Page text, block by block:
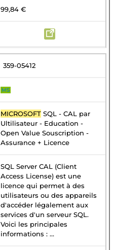
99,84 €
359-05412
MS
MICROSOFT SQL - CAL par
Ultilisateur - Education -
Open Value Souscription -
Assurance + Licence
SQL Server CAL (Client
Access License) est une
licence qui permet à des
utilisateurs ou des appareils
d'accéder légalement aux
services d'un serveur SQL.
Voici les principales
informations : ...